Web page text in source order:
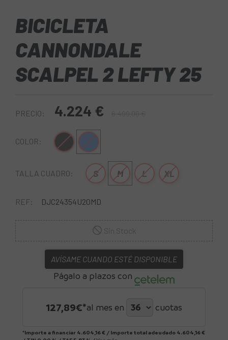
BICICLETA
CANNONDALE
SCALPEL 2 LEFTY 25
PRECIO: 4.224 €
COLOR: NegroAzul-Rojo
TALLA CUADRO: S M L XL
REF: DJC24354U20MD
AVÍSAME CUANDO ESTÉ DISPONIBLE
Págalo a plazos con
127,89€*al mes en cuotas
*Importe a financiar 4.604,16 € / Importe total adeudado 4.604,16 €